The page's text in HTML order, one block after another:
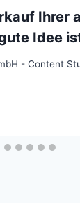
Ihrer
Idee
- Content